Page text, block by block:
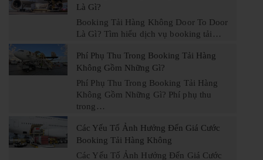
Là Gì?
Booking Tải Hàng Không Door To Door
Là Gì? Tìm hiểu dịch vụ booking tải…
Phí Phụ Thu Trong Booking Tải Hàng
Không Gồm Những Gì?
Phí Phụ Thu Trong Booking Tải Hàng
Không Gồm Những Gì? Phí phụ thu
trong…
Các Yếu Tố Ảnh Hưởng Đến Giá Cước
Booking Tải Hàng Không
Các Yếu Tố Ảnh Hưởng Đến Giá Cước